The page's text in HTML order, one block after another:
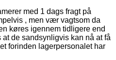
med 1 dags fragt på
, men vær vagtsom da
køres igennem tidligere end
de sandsynligvis kan nå at få
forinden lagerpersonalet har